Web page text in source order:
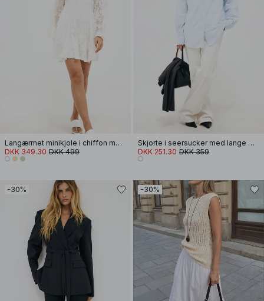
Langærmet minikjole i chiffon med broderi
DKK 349.30 DKK 499
Skjorte i seersucker med lange ærmer
DKK 251.30 DKK 359
-30% -30%